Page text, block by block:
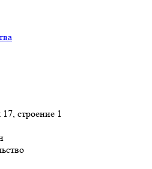
строение 1